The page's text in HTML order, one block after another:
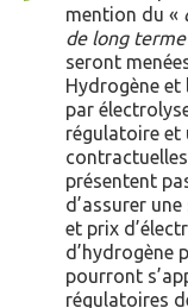
mention du «
de long terme
seront
Hydrogène
par
régulatoire et
présentent
d’assurer
et prix
d’hydrogène
pourront
régulatoires